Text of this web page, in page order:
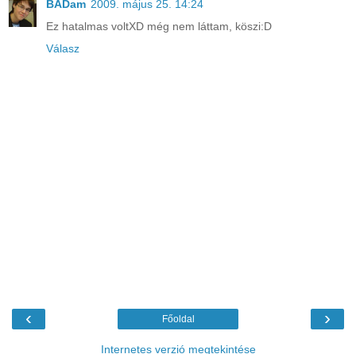
BADam 2009. május 25. 14:24
Ez hatalmas voltXD még nem láttam, köszi:D
Válasz
‹ ›
Főoldal
Internetes verzió megtekintése